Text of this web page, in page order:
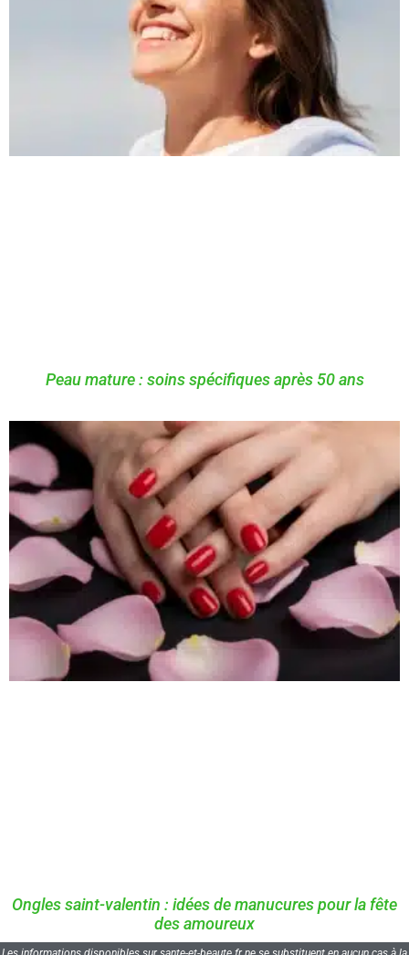
Peau mature : soins spécifiques après 50 ans
Ongles saint-valentin : idées de manucures pour la fête
des amoureux